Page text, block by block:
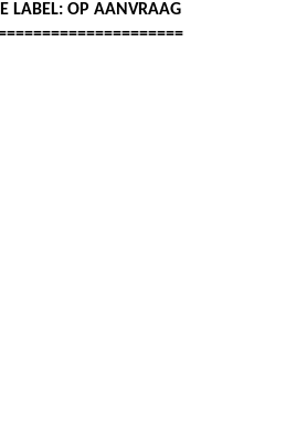
LABEL: OP AANVRAAG